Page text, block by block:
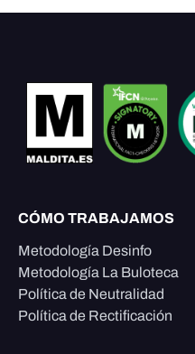
CÓMO TRABAJAMOS
Metodología Desinfo
Metodología La Buloteca
Política de Neutralidad
Política de Rectificación